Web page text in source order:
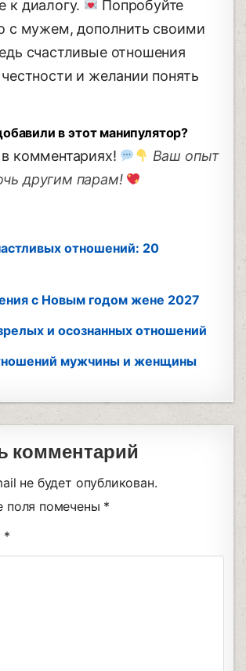
к диалогу.
Попробуйте
с мужем, дополнить своими
счастливые отношения
и желании понять
в этот манипулятор?
комментариях!
Ваш опыт
другим парам!
отношений: 20
с Новым годом жене 2027
и осознанных отношений
мужчины и женщины
комментарий
не будет опубликован.
поля помечены *
*